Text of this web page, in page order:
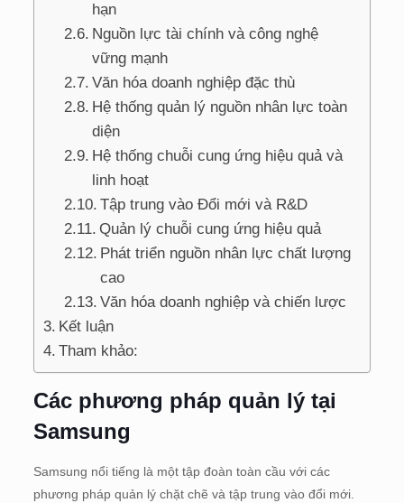
hạn
Nguồn lực tài chính và công nghệ
vững mạnh
Văn hóa doanh nghiệp đặc thù
Hệ thống quản lý nguồn nhân lực toàn
diện
Hệ thống chuỗi cung ứng hiệu quả và
linh hoạt
Tập trung vào Đổi mới và R&D
Quản lý chuỗi cung ứng hiệu quả
Phát triển nguồn nhân lực chất lượng
cao
Văn hóa doanh nghiệp và chiến lược
Kết luận
Tham khảo:
Các phương pháp quản lý tại
Samsung
Samsung nổi tiếng là một tập đoàn toàn cầu với các
phương pháp quản lý chặt chẽ và tập trung vào đổi mới.